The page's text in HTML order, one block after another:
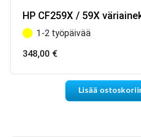
HP CF259X / 59X
1-2 työpäivää
348,00 €
Lisää